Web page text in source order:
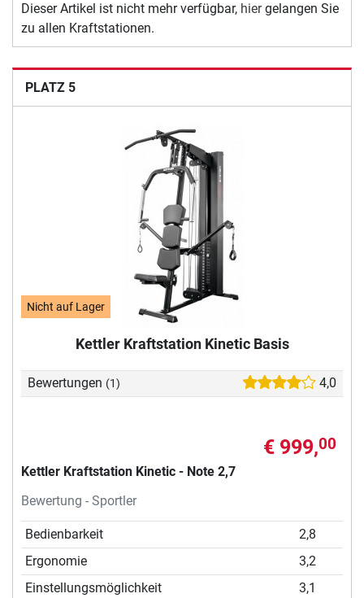
Dieser Artikel ist nicht mehr verfügbar, hiergelangen Sie
zu allen Kraftstationen.
PLATZ 5
Nicht auf Lager
Kettler Kraftstation Kinetic Basis
Bewertungen (1) 4,0
€ 999,00
Kettler Kraftstation Kinetic - Note 2,7
Bewertung - Sportler
Bedienbarkeit
2,8
Ergonomie
3,2
Einstellungsmöglichkeit
3,1